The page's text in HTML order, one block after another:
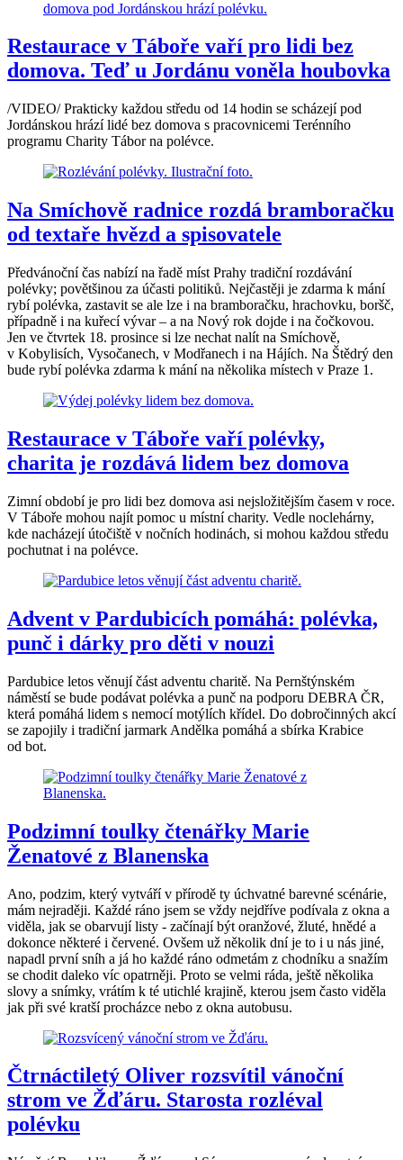
Restaurace v Táboře vaří pro lidi bez
domova. Teď u Jordánu voněla houbovka
/VIDEO/ Prakticky každou středu od 14 hodin se scházejí pod
Jordánskou hrází lidé bez domova s pracovnicemi Terénního
programu Charity Tábor na polévce.
Na Smíchově radnice rozdá bramboračku
od textaře hvězd a spisovatele
Předvánoční čas nabízí na řadě míst Prahy tradiční rozdávání
polévky; povětšinou za účasti politiků. Nejčastěji je zdarma k mání
rybí polévka, zastavit se ale lze i na bramboračku, hrachovku, boršč,
případně i na kuřecí vývar – a na Nový rok dojde i na čočkovou.
Jen ve čtvrtek 18. prosince si lze nechat nalít na Smíchově,
v Kobylisích, Vysočanech, v Modřanech i na Hájích. Na Štědrý den
bude rybí polévka zdarma k mání na několika místech v Praze 1.
Restaurace v Táboře vaří polévky,
charita je rozdává lidem bez domova
Zimní období je pro lidi bez domova asi nejsložitějším časem v roce.
V Táboře mohou najít pomoc u místní charity. Vedle noclehárny,
kde nacházejí útočiště v nočních hodinách, si mohou každou středu
pochutnat i na polévce.
Advent v Pardubicích pomáhá: polévka,
punč i dárky pro děti v nouzi
Pardubice letos věnují část adventu charitě. Na Pernštýnském
náměstí se bude podávat polévka a punč na podporu DEBRA ČR,
která pomáhá lidem s nemocí motýlích křídel. Do dobročinných akcí
se zapojily i tradiční jarmark Andělka pomáhá a sbírka Krabice
od bot.
Podzimní toulky čtenářky Marie
Ženatové z Blanenska
Ano, podzim, který vytváří v přírodě ty úchvatné barevné scénárie,
mám nejraději. Každé ráno jsem se vždy nejdříve podívala z okna a
viděla, jak se obarvují listy - začínají být oranžové, žluté, hnědé a
dokonce některé i červené. Ovšem už několik dní je to i u nás jiné,
napadl první sníh a já ho každé ráno odmetám z chodníku a snažím
se chodit daleko víc opatrněji. Proto se velmi ráda, ještě několika
slovy a snímky, vrátím k té utichlé krajině, kterou jsem často viděla
jak při své kratší procházce nebo z okna autobusu.
Čtrnáctiletý Oliver rozsvítil vánoční
strom ve Žďáru. Starosta rozléval
polévku